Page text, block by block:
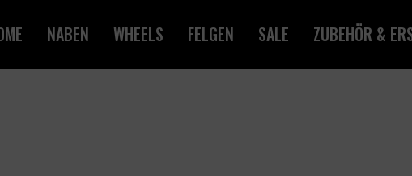
NABEN WHEELS FELGEN SALE ZUBEHÖR &